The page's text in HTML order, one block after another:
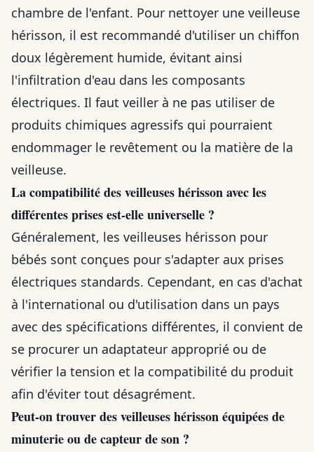
chambre de l'enfant. Pour nettoyer une veilleuse
hérisson, il est recommandé d'utiliser un chiffon
doux légèrement humide, évitant ainsi
l'infiltration d'eau dans les composants
électriques. Il faut veiller à ne pas utiliser de
produits chimiques agressifs qui pourraient
endommager le revêtement ou la matière de la
veilleuse.
La compatibilité des veilleuses hérisson avec les
différentes prises est-elle universelle ?
Généralement, les veilleuses hérisson pour
bébés sont conçues pour s'adapter aux prises
électriques standards. Cependant, en cas d'achat
à l'international ou d'utilisation dans un pays
avec des spécifications différentes, il convient de
se procurer un adaptateur approprié ou de
vérifier la tension et la compatibilité du produit
afin d'éviter tout désagrément.
Peut-on trouver des veilleuses hérisson équipées de
minuterie ou de capteur de son ?